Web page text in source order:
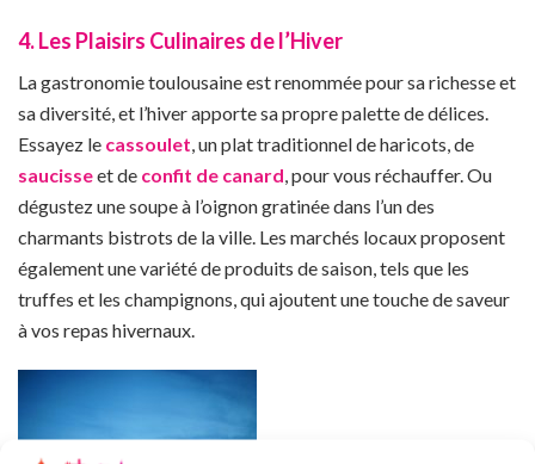
4. Les Plaisirs Culinaires de l’Hiver
La gastronomie toulousaine est renommée pour sa richesse et
sa diversité, et l’hiver apporte sa propre palette de délices.
Essayez le cassoulet, un plat traditionnel de haricots, de
saucisseet de confit de canard, pour vous réchauffer. Ou
dégustez une soupe à l’oignon gratinée dans l’un des
charmants bistrots de la ville. Les marchés locaux proposent
également une variété de produits de saison, tels que les
truffes et les champignons, qui ajoutent une touche de saveur
à vos repas hivernaux.